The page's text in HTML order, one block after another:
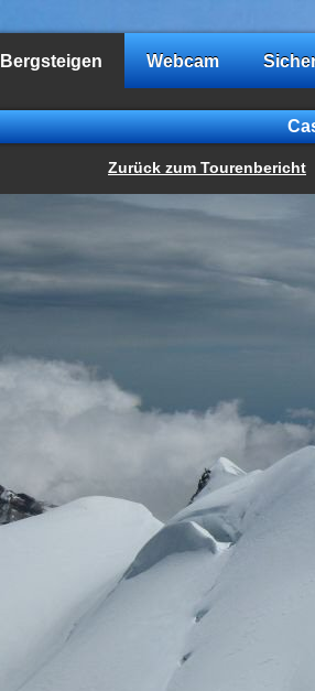
Bergsteigen Webcam
Zurück zum Tourenbericht